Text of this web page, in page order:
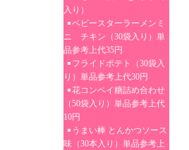
入り）
ベビースターラーメンミ
ニ チキン（30袋入り）単
品参考上代35円
フライドポテト（30袋入
り）単品参考上代30円
花コンペイ糖詰め合わせ
（50袋入り）単品参考上代
10円
うまい棒 とんかつソース
味（30本入り）単品参考上